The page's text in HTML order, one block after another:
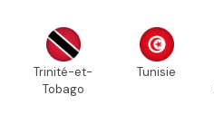
Trinité-et-
Tobago
Tunisie